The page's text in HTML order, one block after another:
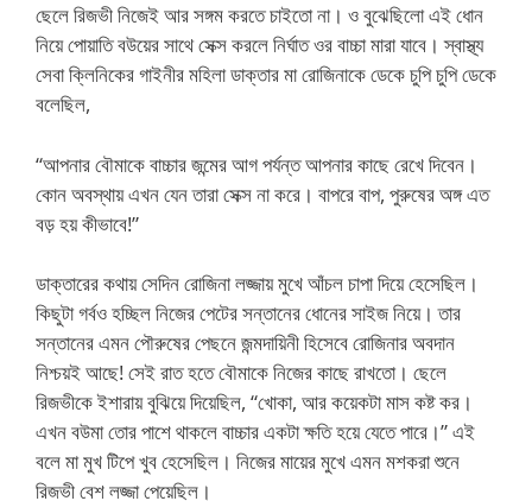
ছেলে রিজভী নিজেই আর সঙ্গম করতে চাইতো না। ও বুঝেছিলো এই ধোন
নিয়ে পোয়াতি বউয়ের সাথে সেক্স করলে নির্ঘাত ওর বাচ্চা মারা যাবে। স্বাস্থ্য
সেবা ক্লিনিকের গাইনীর মহিলা ডাক্তার মা রোজিনাকে ডেকে চুপি চুপি ডেকে
বলেছিল,
“আপনার বৌমাকে বাচ্চার জন্মের আগ পর্যন্ত আপনার কাছে রেখে দিবেন।
কোন অবস্থায় এখন যেন তারা সেক্স না করে। বাপরে বাপ, পুরুষের অঙ্গ এত
বড় হয় কীভাবে!”
ডাক্তারের কথায় সেদিন রোজিনা লজ্জায় মুখে আঁচল চাপা দিয়ে হেসেছিল।
কিছুটা গর্বও হচ্ছিল নিজের পেটের সন্তানের ধোনের সাইজ নিয়ে। তার
সন্তানের এমন পৌরুষের পেছনে জন্মদায়িনী হিসেবে রোজিনার অবদান
নিশ্চয়ই আছে! সেই রাত হতে বৌমাকে নিজের কাছে রাখতো। ছেলে
রিজভীকে ইশারায় বুঝিয়ে দিয়েছিল, “খোকা, আর কয়েকটা মাস কষ্ট কর।
এখন বউমা তোর পাশে থাকলে বাচ্চার একটা ক্ষতি হয়ে যেতে পারে।” এই
বলে মা মুখ টিপে খুব হেসেছিল। নিজের মায়ের মুখে এমন মশকরা শুনে
রিজভী বেশ লজ্জা পেয়েছিল।